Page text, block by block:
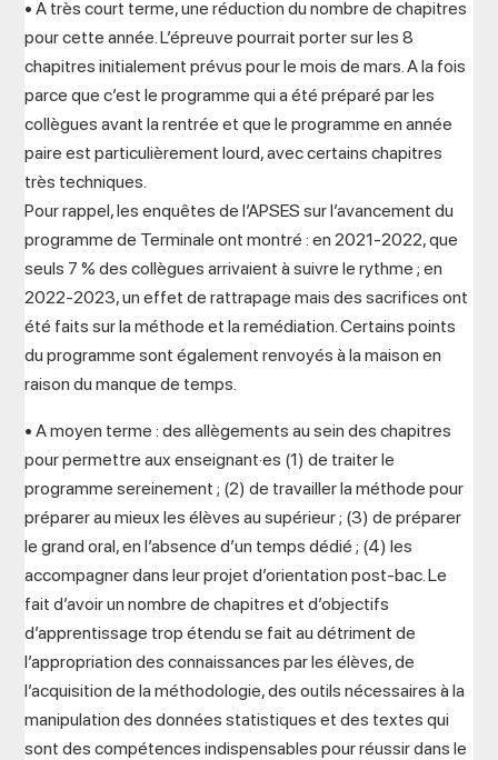
• A très court terme, une réduction du nombre de chapitres
pour cette année. L’épreuve pourrait porter sur les 8
chapitres initialement prévus pour le mois de mars. A la fois
parce que c’est le programme qui a été préparé par les
collègues avant la rentrée et que le programme en année
paire est particulièrement lourd, avec certains chapitres
très techniques.
Pour rappel, les enquêtes de l’APSES sur l’avancement du
programme de Terminale ont montré : en 2021-2022, que
seuls 7 % des collègues arrivaient à suivre le rythme ; en
2022-2023, un effet de rattrapage mais des sacrifices ont
été faits sur la méthode et la remédiation. Certains points
du programme sont également renvoyés à la maison en
raison du manque de temps.
• A moyen terme : des allègements au sein des chapitres
pour permettre aux enseignant·es (1) de traiter le
programme sereinement ; (2) de travailler la méthode pour
préparer au mieux les élèves au supérieur ; (3) de préparer
le grand oral, en l’absence d’un temps dédié ; (4) les
accompagner dans leur projet d’orientation post-bac. Le
fait d’avoir un nombre de chapitres et d’objectifs
d’apprentissage trop étendu se fait au détriment de
l’appropriation des connaissances par les élèves, de
l’acquisition de la méthodologie, des outils nécessaires à la
manipulation des données statistiques et des textes qui
sont des compétences indispensables pour réussir dans le